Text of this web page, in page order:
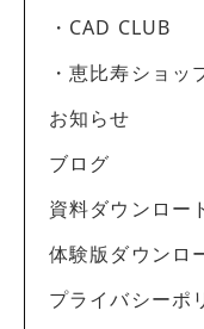
・CAD CLUB
・恵比寿ショッ
お知らせ
ブログ
資料ダウンロー
体験版ダウンロ
プライバシーポ